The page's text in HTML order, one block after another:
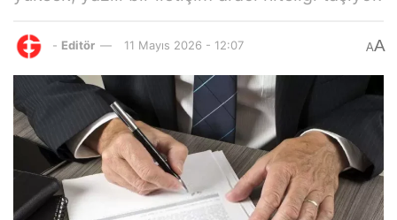
- Editör 11 Mayıs 2026 - 12:07 AA